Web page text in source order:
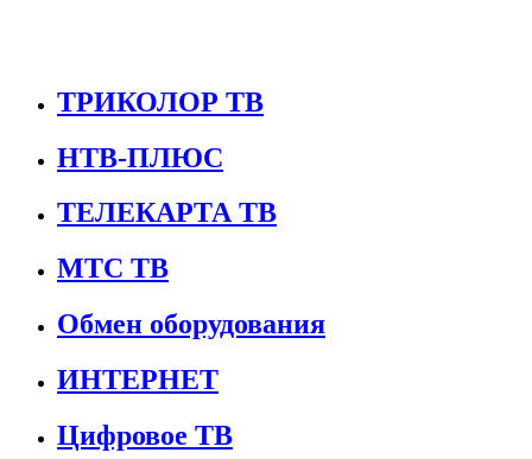
ТРИКОЛОР ТВ
НТВ-ПЛЮС
ТЕЛЕКАРТА ТВ
МТС ТВ
Обмен оборудования
ИНТЕРНЕТ
Цифровое ТВ